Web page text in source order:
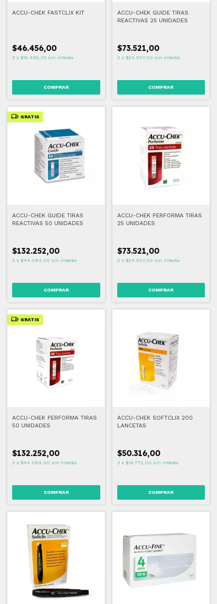
ACCU-CHEK FASTCLIX KIT
$46.456,00
3 x $15.485,33 sin interés
ACCU-CHEK GUIDE TIRAS
REACTIVAS 25 UNIDADES
$73.521,00
3 x $24.507,00 sin interés
GRATIS
ACCU-CHEK GUIDE TIRAS
REACTIVAS 50 UNIDADES
$132.252,00
3 x $44.084,00 sin interés
ACCU-CHEK PERFORMA TIRAS
25 UNIDADES
$73.521,00
3 x $24.507,00 sin interés
GRATIS
ACCU-CHEK PERFORMA TIRAS
50 UNIDADES
$132.252,00
3 x $44.084,00 sin interés
ACCU-CHEK SOFTCLIX 200
LANCETAS
$50.316,00
3 x $16.772,00 sin interés